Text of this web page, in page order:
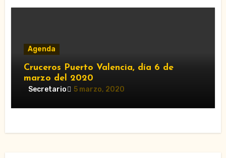
Agenda
Cruceros Puerto Valencia, día 6 de
marzo del 2020
Secretario 5 marzo, 2020